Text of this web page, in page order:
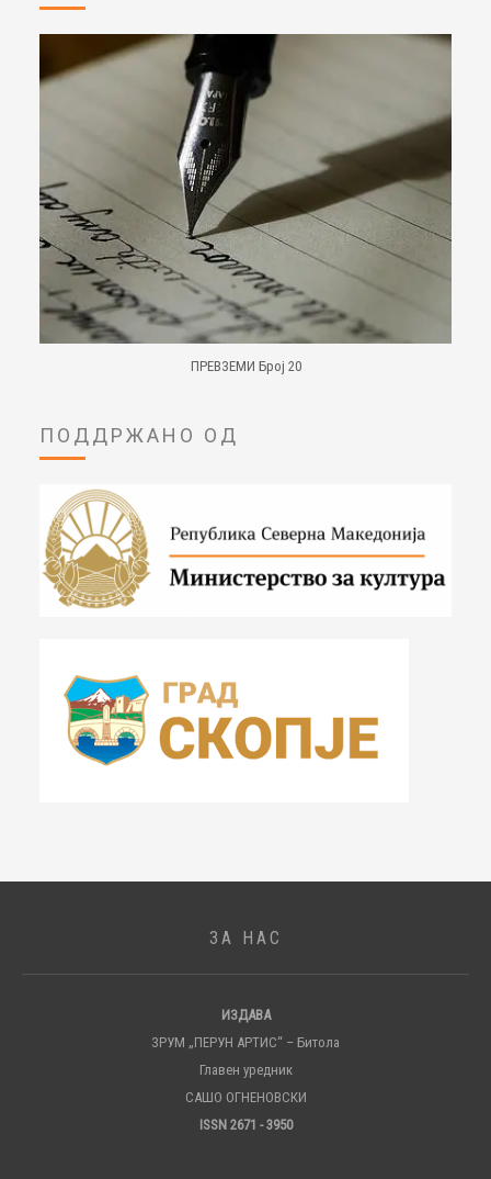
ПРЕВЗЕМИ Број 20
ПОДДРЖАНО ОД
ЗА НАС
ИЗДАВА
ЗРУМ „ПЕРУН АРТИС“ – Битола
Главен уредник
САШО ОГНЕНОВСКИ
ISSN 2671 - 3950